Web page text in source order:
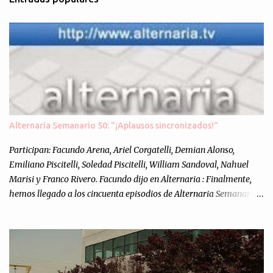
e
n
t
o
s
Alternaria Semanario 50: "¡Aplausos sincronizados!"
Participan: Facundo Arena, Ariel Corgatelli, Demian Alonso,
Emiliano Piscitelli, Soledad Piscitelli, William Sandoval, Nahuel
Marisi y Franco Rivero. Facundo dijo en Alternaria : Finalmente,
hemos llegado a los cincuenta episodios de Alternaria Semanario.
nuestra propia óptica: un punto de vista independiente e
informal.Para festejarlo, se nos ocurrió que estemos todos juntos; y
cuando digo "todos" me refiero a toda la gente que alguna vez